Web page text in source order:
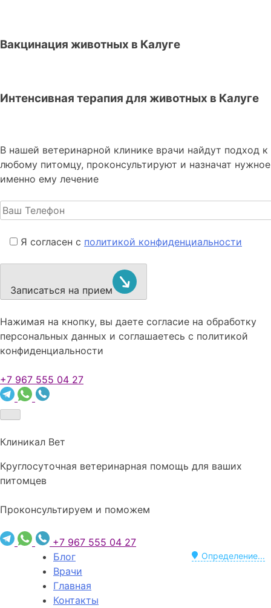
Вакцинация животных в Калуге
Интенсивная терапия для животных в Калуге
В нашей ветеринарной клинике врачи найдут подход к
любому питомцу, проконсультируют и назначат нужное
именно ему лечение
Я согласен с политикой конфиденциальности
Записаться на прием
Нажимая на кнопку, вы даете согласие на обработку
персональных данных и соглашаетесь c политикой
конфиденциальности
+7 967 555 04 27
Клиникал Вет
Круглосуточная ветеринарная помощь для ваших
питомцев
Проконсультируем и поможем
+7 967 555 04 27
Определение...
Блог
Врачи
Главная
Контакты